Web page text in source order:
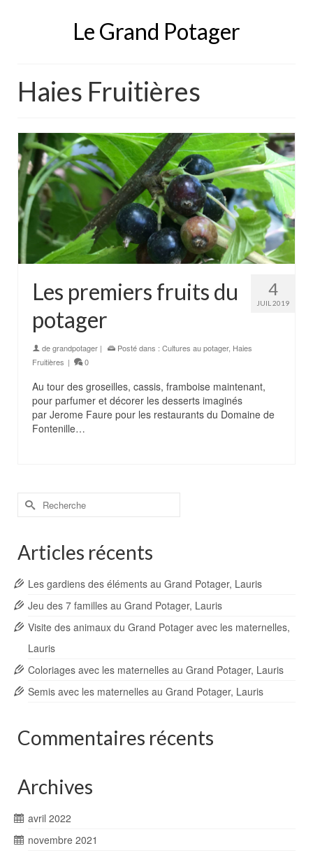
Le Grand Potager
Haies Fruitières
4
JUIL 2019
Les premiers fruits du
potager
degrandpotager | Posté dans : Cultures au potager, Haies
Fruitières | 0
Au tour des groseilles, cassis, framboise maintenant,
pour parfumer et décorer les desserts imaginés
par Jerome Faure pour les restaurants du Domaine de
Fontenille…
Rechercher :
Articles récents
Les gardiens des éléments au Grand Potager, Lauris
Jeu des 7 familles au Grand Potager, Lauris
Visite des animaux du Grand Potager avec les maternelles,
Lauris
Coloriages avec les maternelles au Grand Potager, Lauris
Semis avec les maternelles au Grand Potager, Lauris
Commentaires récents
Archives
avril 2022
novembre 2021